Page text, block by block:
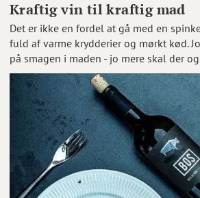
Kraftig vin til kraftig mad
Det er ikke en fordel at gå med en
fuld af varme krydderier og mørkt kød.
på smagen i maden - jo mere skal der